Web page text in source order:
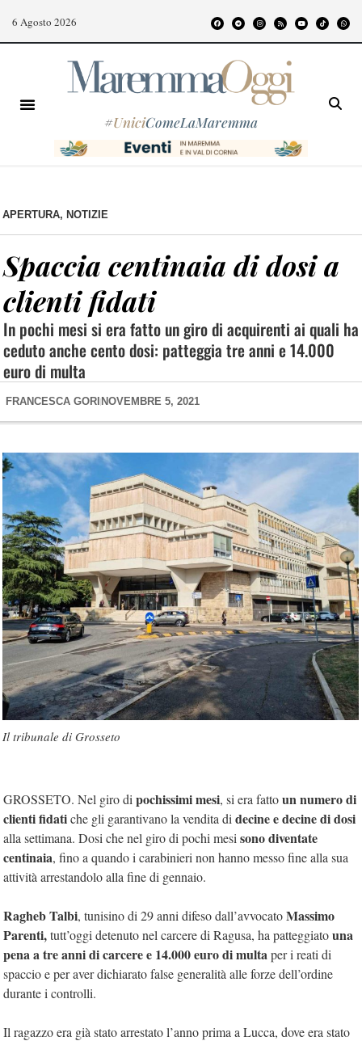
6 Agosto 2026
#UniciComeLaMaremma
APERTURA, NOTIZIE
Spaccia centinaia di dosi a
clienti fidati
In pochi mesi si era fatto un giro di acquirenti ai quali ha
ceduto anche cento dosi: patteggia tre anni e 14.000
euro di multa
FRANCESCA GORI NOVEMBRE 5, 2021
Il tribunale di Grosseto
GROSSETO. Nel giro di pochissimi mesi, si era fattoun numero di
clienti fidatiche gli garantivano la vendita di decine e decine di dosi
alla settimana. Dosi che nel giro di pochi mesi sono diventate
centinaia, fino a quando i carabinieri non hanno messo fine alla sua
attività arrestandolo alla fine di gennaio.
Ragheb Talbi, tunisino di 29 anni difeso dall’avvocatoMassimo
Parenti,tutt’oggi detenuto nel carcere di Ragusa, ha patteggiatouna
pena a tre anni di carcere e 14.000 euro di multaper i reati di
spaccio e per aver dichiarato false generalità alle forze dell’ordine
durante i controlli.
Il ragazzo era già stato arrestato l’anno prima a Lucca, dove era stato